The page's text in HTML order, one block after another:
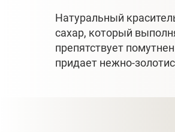
Натуральный
сахар, который
препятствует
придает нежно-